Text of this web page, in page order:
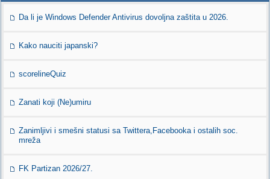
Da li je Windows Defender Antivirus dovoljna zaštita u 2026.
Kako nauciti japanski?
scorelineQuiz
Zanati koji (Ne)umiru
Zanimljivi i smešni statusi sa Twittera,Facebooka i ostalih soc.
mreža
FK Partizan 2026/27.